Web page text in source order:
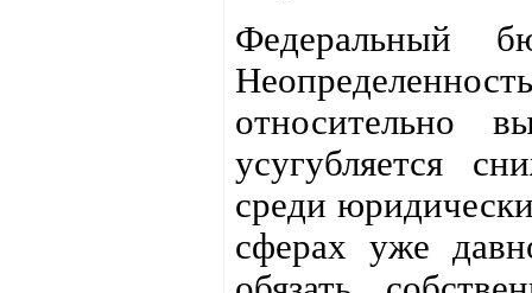
Федеральный
относительно
усугубляется
среди
сферах уже